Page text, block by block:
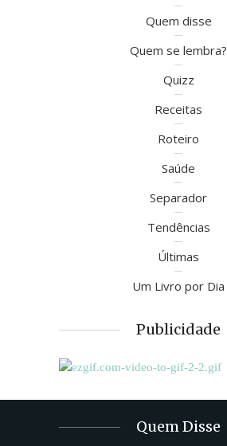
Quem disse
Quem se lembra?
Quizz
Receitas
Roteiro
Saúde
Separador
Tendências
Últimas
Um Livro por Dia
Publicidade
Quem Disse